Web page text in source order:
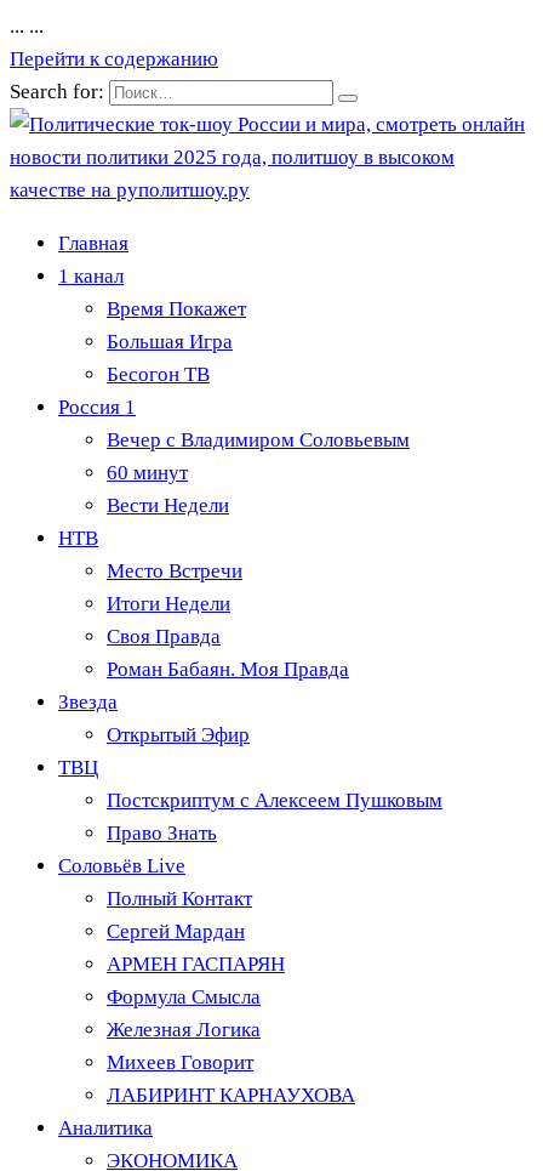
... ...
Перейти к содержанию
Search for:
Главная
1 канал
Время Покажет
Большая Игра
Бесогон ТВ
Россия 1
Вечер с Владимиром Соловьевым
60 минут
Вести Недели
НТВ
Место Встречи
Итоги Недели
Своя Правда
Роман Бабаян. Моя Правда
Звезда
Открытый Эфир
ТВЦ
Постскриптум с Алексеем Пушковым
Право Знать
Соловьёв Live
Полный Контакт
Сергей Мардан
АРМЕН ГАСПАРЯН
Формула Смысла
Железная Логика
Михеев Говорит
ЛАБИРИНТ КАРНАУХОВА
Аналитика
ЭКОНОМИКА